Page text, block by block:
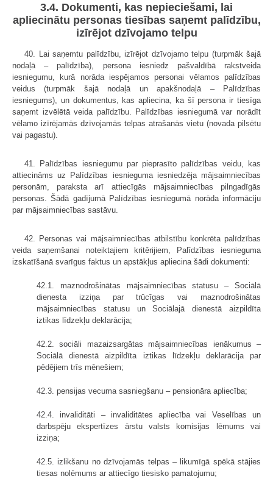
3.4. Dokumenti, kas nepieciešami, lai
apliecinātu personas tiesības saņemt palīdzību,
izīrējot dzīvojamo telpu
40. Lai saņemtu palīdzību, izīrējot dzīvojamo telpu (turpmāk šajā
nodaļā – palīdzība), persona iesniedz pašvaldībā rakstveida
iesniegumu, kurā norāda iespējamos personai vēlamos palīdzības
veidus (turpmāk šajā nodaļā un apakšnodaļā – Palīdzības
iesniegums), un dokumentus, kas apliecina, ka šī persona ir tiesīga
saņemt izvēlētā veida palīdzību. Palīdzības iesniegumā var norādīt
vēlamo izīrējamās dzīvojamās telpas atrašanās vietu (novada pilsētu
vai pagastu).
41. Palīdzības iesniegumu par pieprasīto palīdzības veidu, kas
attiecināms uz Palīdzības iesnieguma iesniedzēja mājsaimniecības
personām, paraksta arī attiecīgās mājsaimniecības pilngadīgās
personas. Šādā gadījumā Palīdzības iesniegumā norāda informāciju
par mājsaimniecības sastāvu.
42. Personas vai mājsaimniecības atbilstību konkrēta palīdzības
veida saņemšanai noteiktajiem kritērijiem, Palīdzības iesnieguma
izskatīšanā svarīgus faktus un apstākļus apliecina šādi dokumenti:
42.1. maznodrošinātas mājsaimniecības statusu – Sociālā
dienesta izziņa par trūcīgas vai maznodrošinātas
mājsaimniecības statusu un Sociālajā dienestā aizpildīta
iztikas līdzekļu deklarācija;
42.2. sociāli mazaizsargātas mājsaimniecības ienākumus –
Sociālā dienestā aizpildīta iztikas līdzekļu deklarācija par
pēdējiem trīs mēnešiem;
42.3. pensijas vecuma sasniegšanu – pensionāra apliecība;
42.4. invaliditāti – invaliditātes apliecība vai Veselības un
darbspēju ekspertīzes ārstu valsts komisijas lēmums vai
izziņa;
42.5. izlikšanu no dzīvojamās telpas – likumīgā spēkā stājies
tiesas nolēmums ar attiecīgo tiesisko pamatojumu;